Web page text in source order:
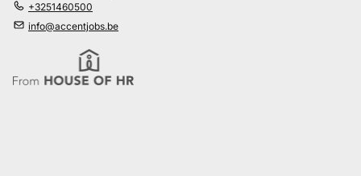
+3251460500
info@accentjobs.be